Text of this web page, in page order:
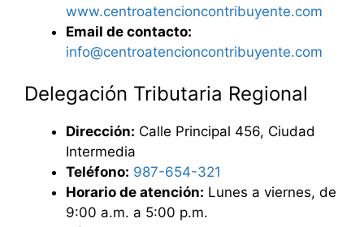
www.centroatencioncontribuyente.com
Email de contacto:
info@centroatencioncontribuyente.com
Delegación Tributaria Regional
Dirección: Calle Principal 456, Ciudad
Intermedia
Teléfono: 987-654-321
Horario de atención: Lunes a viernes, de
9:00 a.m. a 5:00 p.m.